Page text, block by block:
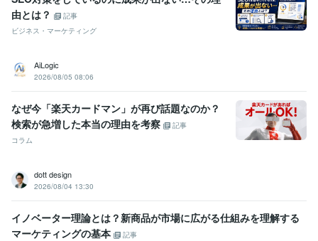
由とは？
記事
ビジネス・マーケティング
AiLogic
2026/08/05 08:06
なぜ今「楽天カードマン」が再び話題なのか？
検索が急増した本当の理由を考察
記事
コラム
dott design
2026/08/04 13:30
イノベーター理論とは？新商品が市場に広がる仕組みを理解する
マーケティングの基本
記事